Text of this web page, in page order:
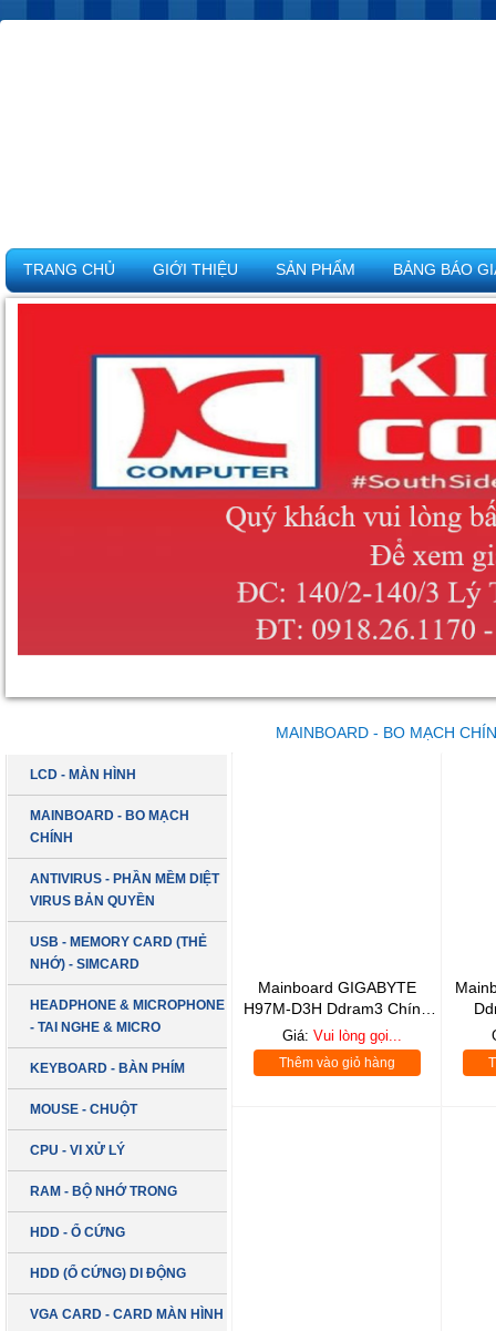
TRANG CHỦ GIỚI THIỆU SẢN PHẨM BẢNG BÁO
LCD - MÀN HÌNH
MAINBOARD - BO MẠCH
CHÍNH
ANTIVIRUS - PHẦN MỀM DIỆT
VIRUS BẢN QUYỀN
USB - MEMORY CARD (THẺ
NHỚ) - SIMCARD
HEADPHONE & MICROPHONE
- TAI NGHE & MICRO
KEYBOARD - BÀN PHÍM
MOUSE - CHUỘT
CPU - VI XỬ LÝ
RAM - BỘ NHỚ TRONG
HDD - Ổ CỨNG
HDD (Ổ CỨNG) DI ĐỘNG
VGA CARD - CARD MÀN HÌNH
MAINBOARD - BO MẠCH
Mainboard GIGABYTE
H97M-D3H Ddram3 Chính
Hãng
Giá:Vui lòng gọi...
Thêm vào giỏ hàng